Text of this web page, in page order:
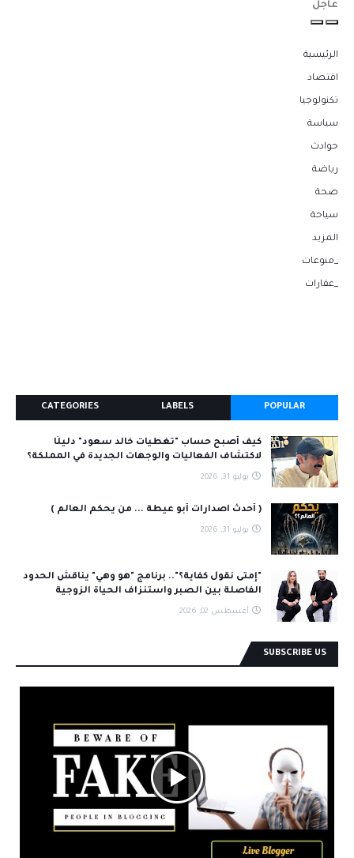
عاجل
الرئيسية
اقتصاد
تكنولوجيا
سياسة
حوادث
رياضة
صحة
سياحة
المزيد
_منوعات
_عقارات
POPULAR
LABELS
CATEGORIES
كيف أصبح حساب "تغطيات خالد سعود" دليلًا
لاكتشاف الفعاليات والوجهات الجديدة في المملكة؟
يوليو 31, 2026
( أحدث اصدارات أبو عيطة ... من يحكم العالم )
يوليو 31, 2026
"إمتى نقول كفاية؟".. برنامج "هو وهي" يناقش الحدود
الفاصلة بين الصبر واستنزاف الحياة الزوجية
أغسطس 02, 2026
SUBSCRIBE US